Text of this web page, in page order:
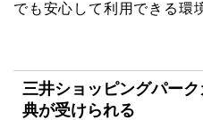
でも安心して利用できる環
三井ショッピングパー
典が受けられる